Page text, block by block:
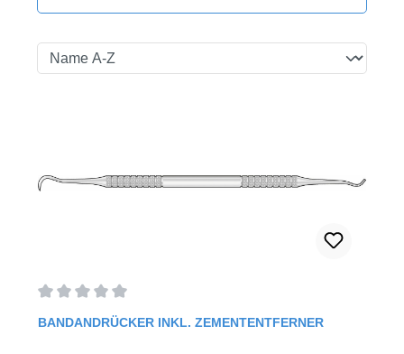
Durchschnittliche Bewertung von 0 von 5 Sternen
BANDANDRÜCKER INKL. ZEMENTENTFERNER